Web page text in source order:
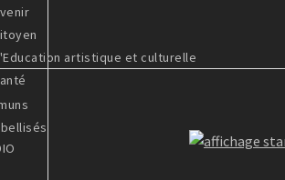
artistique et culturelle